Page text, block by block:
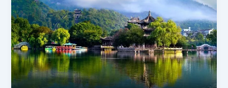
für
eine
Permanente
Aufenthaltsgenehmigung
in
China
erfüllen